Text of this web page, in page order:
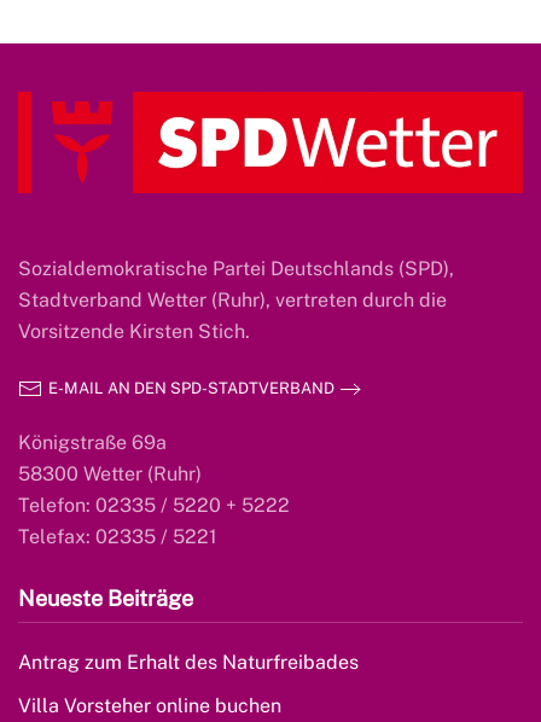
Sozialdemokratische Partei Deutschlands (SPD),
Stadtverband Wetter (Ruhr), vertreten durch die
Vorsitzende Kirsten Stich.
E-MAIL AN DEN SPD-STADTVERBAND
Königstraße 69a
58300 Wetter (Ruhr)
Telefon: 02335 / 5220 + 5222
Telefax: 02335 / 5221
Neueste Beiträge
Antrag zum Erhalt des Naturfreibades
Villa Vorsteher online buchen